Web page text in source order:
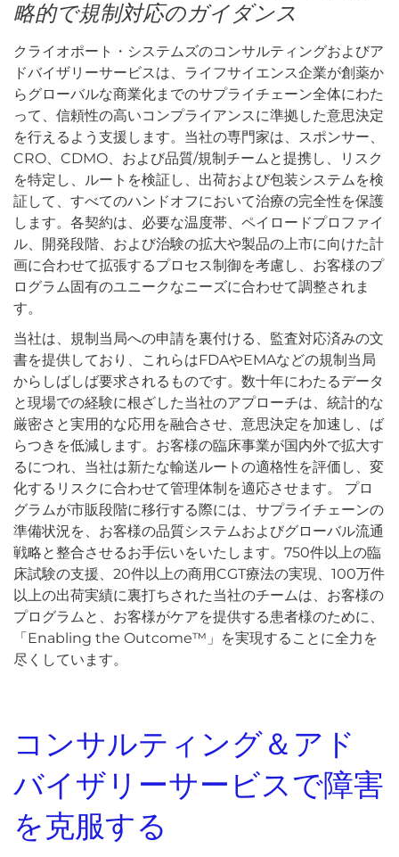
略的で規制対応のガイダンス
クライオポート・システムズのコンサルティングおよびア
ドバイザリーサービスは、ライフサイエンス企業が創薬か
らグローバルな商業化までのサプライチェーン全体にわた
って、信頼性の高いコンプライアンスに準拠した意思決定
を行えるよう支援します。当社の専門家は、スポンサー、
CRO、CDMO、および品質/規制チームと提携し、リスク
を特定し、ルートを検証し、出荷および包装システムを検
証して、すべてのハンドオフにおいて治療の完全性を保護
します。各契約は、必要な温度帯、ペイロードプロファイ
ル、開発段階、および治験の拡大や製品の上市に向けた計
画に合わせて拡張するプロセス制御を考慮し、お客様のプ
ログラム固有のユニークなニーズに合わせて調整されま
す。
当社は、規制当局への申請を裏付ける、監査対応済みの文
書を提供しており、これらはFDAやEMAなどの規制当局
からしばしば要求されるものです。数十年にわたるデータ
と現場での経験に根ざした当社のアプローチは、統計的な
厳密さと実用的な応用を融合させ、意思決定を加速し、ば
らつきを低減します。お客様の臨床事業が国内外で拡大す
るにつれ、当社は新たな輸送ルートの適格性を評価し、変
化するリスクに合わせて管理体制を適応させます。 プロ
グラムが市販段階に移行する際には、サプライチェーンの
準備状況を、お客様の品質システムおよびグローバル流通
戦略と整合させるお手伝いをいたします。750件以上の臨
床試験の支援、20件以上の商用CGT療法の実現、100万件
以上の出荷実績に裏打ちされた当社のチームは、お客様の
プログラムと、お客様がケアを提供する患者様のために、
「Enabling the Outcome™」を実現することに全力を
尽くしています。
コンサルティング＆アド
バイザリーサービスで障害
を克服する